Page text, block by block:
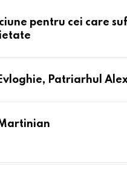
pentru cei care
Patriarhul